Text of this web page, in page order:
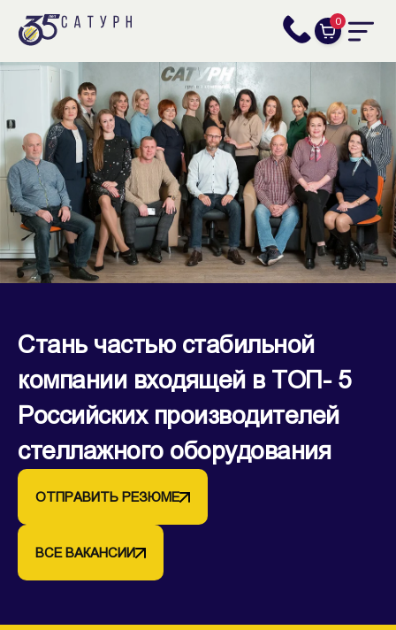
0
Стань частью стабильной
компании входящей в ТОП- 5
Российских производителей
стеллажного оборудования
ОТПРАВИТЬ РЕЗЮМЕ
ВСЕ ВАКАНСИИ